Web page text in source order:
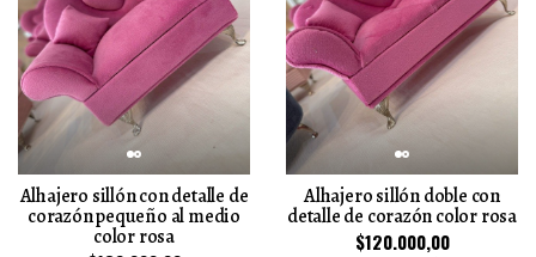
Alhajero sillón con detalle de
corazón pequeño al medio
color rosa
Alhajero sillón doble con
detalle de corazón color rosa
$120.000,00